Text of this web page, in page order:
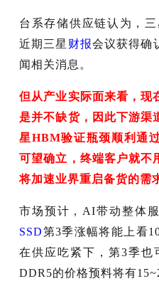
台系存储供应链认为，
近期三星 财报会议获得确
闻相关消息。
但从产业实际面来看，现
是并不缺货，因此下游渠
星HBM验证瓶颈顺利通
可望确立，终端客户就不
将加速业界重启备货的需
市场预计，AI带动整体
SSD第3季涨幅将能上看
在供应吃紧下，第3季也
DDR5的价格预料将有